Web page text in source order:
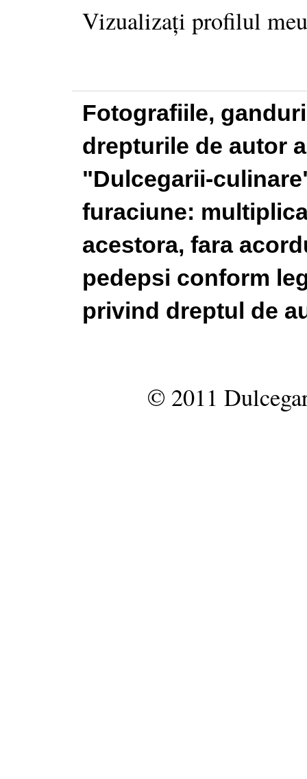
Vizualizați profilul
Fotografiile,
drepturile de autor
"Dulcegarii-
furaciune:
acestora, fara
pedepsi conform
privind dreptul de
© 2011